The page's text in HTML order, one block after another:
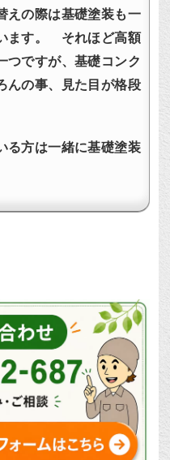
えの際は基礎塗装も一
ます。 それほど高額
つですが、基礎コンク
んの事、見た目が格段
る方は一緒に基礎塗装